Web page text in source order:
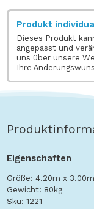
Produkt
Dieses Produkt
angepasst und
uns über unsere
Ihre
Eigenschaften
Größe: 4.20m x
Gewicht: 80kg
Sku: 1221